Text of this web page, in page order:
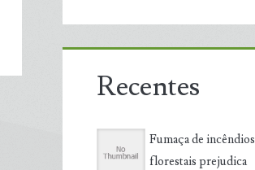
Recentes
Fumaça de incêndios
florestais prejudica